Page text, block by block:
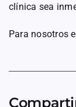
clínica sea
Para nosotros